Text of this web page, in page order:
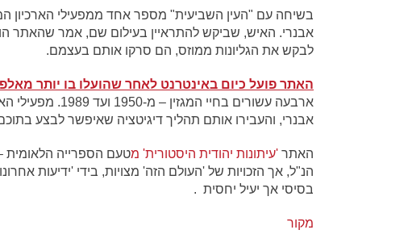
בשיחה עם "העין השביעית" מספר אחד ממפעילי הארכיון
אבנרי. האיש, שביקש להתראיין בעילום שם, אמר שהאתר
לבקש את הגליונות ממוזס, הם סרקו אותם בעצמם.
האתר פועל כיום באינטרנט לאחר שהועלו בו יותר
ארבעה עשורים
אבנרי, והעבירו אותם תהליך דיגיטציה שאיפשר לבצע בתוכם
האתר 'עיתונות יהודית היסטורית' מטעם הספרייה הלאומית
הנ"ל, אך הזכויות של 'העולם הזה' מצויות, בידי 'ידיעות
בסיסי אך יעיל יחסית .
מקור